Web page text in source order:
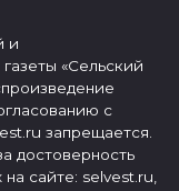
и
«Сельский
с
запрещается.
достоверность
сайте: selvest.ru,